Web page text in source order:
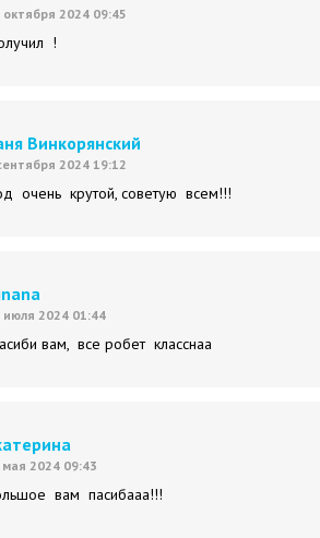
октября 2024 09:45
!
Винкорянский
2024 19:12
очень крутой, советую всем!!!
июля 2024 01:44
вам, все робет класснаа
мая 2024 09:43
вам пасибааа!!!